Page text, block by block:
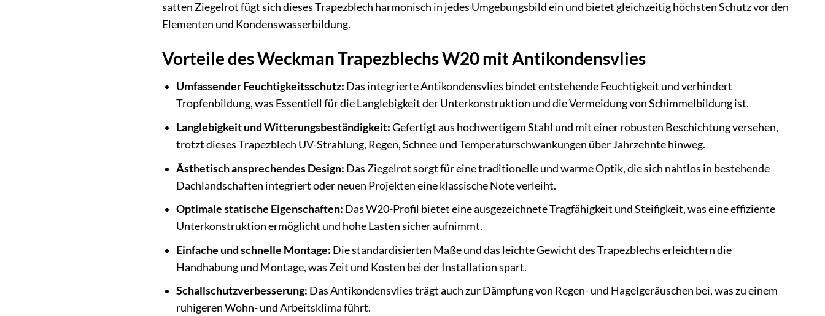
satten Ziegelrot fügt sich dieses Trapezblech harmonisch in jedes Umgebungsbild ein und bietet gleichzeitig höchsten Schutz vor den
Elementen und Kondenswasserbildung.
Vorteile des Weckman Trapezblechs W20 mit Antikondensvlies
Umfassender Feuchtigkeitsschutz: Das integrierte Antikondensvlies bindet entstehende Feuchtigkeit und verhindert
Tropfenbildung, was Essentiell für die Langlebigkeit der Unterkonstruktion und die Vermeidung von Schimmelbildung ist.
Langlebigkeit und Witterungsbeständigkeit:Gefertigt aus hochwertigem Stahl und mit einer robusten Beschichtung versehen,
trotzt dieses Trapezblech UV-Strahlung, Regen, Schnee und Temperaturschwankungen über Jahrzehnte hinweg.
Ästhetisch ansprechendes Design: Das Ziegelrot sorgt für eine traditionelle und warme Optik, die sich nahtlos in bestehende
Dachlandschaften integriert oder neuen Projekten eine klassische Note verleiht.
Optimale statische Eigenschaften: Das W20-Profil bietet eine ausgezeichnete Tragfähigkeit und Steifigkeit, was eine effiziente
Unterkonstruktion ermöglicht und hohe Lasten sicher aufnimmt.
Einfache und schnelle Montage: Die standardisierten Maße und das leichte Gewicht des Trapezblechs erleichtern die
Handhabung und Montage, was Zeit und Kosten bei der Installation spart.
Schallschutzverbesserung: Das Antikondensvlies trägt auch zur Dämpfung von Regen- und Hagelgeräuschen bei, was zu einem
ruhigeren Wohn- und Arbeitsklima führt.